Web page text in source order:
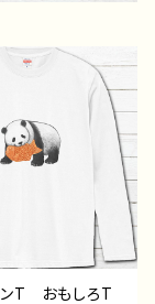
ンT おもしろT